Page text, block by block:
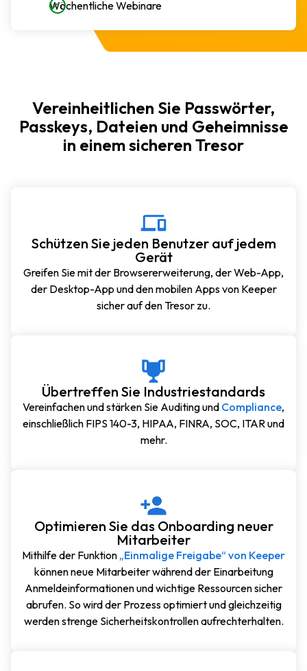
Wöchentliche Webinare
Vereinheitlichen Sie Passwörter,
Passkeys, Dateien und Geheimnisse
in einem sicheren Tresor
Schützen Sie jeden Benutzer auf jedem
Gerät
Greifen Sie mit der Browsererweiterung, der Web-App,
der Desktop-App und den mobilen Apps von Keeper
sicher auf den Tresor zu.
Übertreffen Sie Industriestandards
Vereinfachen und stärken Sie Auditing und Compliance,
einschließlich FIPS 140-3, HIPAA, FINRA, SOC, ITAR und
mehr.
Optimieren Sie das Onboarding neuer
Mitarbeiter
Mithilfe der Funktion „Einmalige Freigabe“ von Keeper
können neue Mitarbeiter während der Einarbeitung
Anmeldeinformationen und wichtige Ressourcen sicher
abrufen. So wird der Prozess optimiert und gleichzeitig
werden strenge Sicherheitskontrollen aufrechterhalten.